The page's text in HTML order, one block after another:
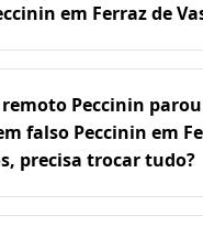
em Ferraz de
Peccinin
falso Peccinin em
precisa trocar tudo?